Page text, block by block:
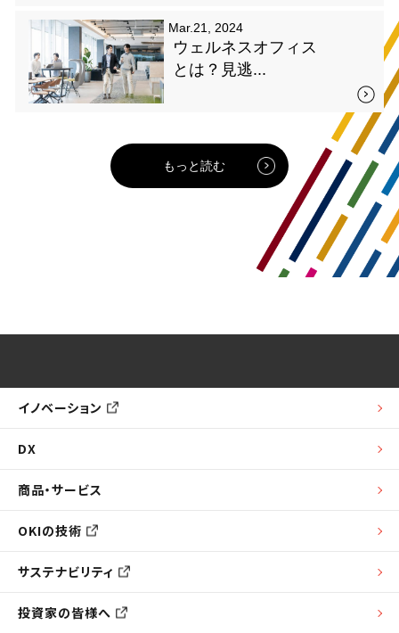
Mar.21, 2024
ウェルネスオフィス
とは？見逃...
もっと読む
イノベーション
DX
商品・サービス
OKIの技術
サステナビリティ
投資家の皆様へ